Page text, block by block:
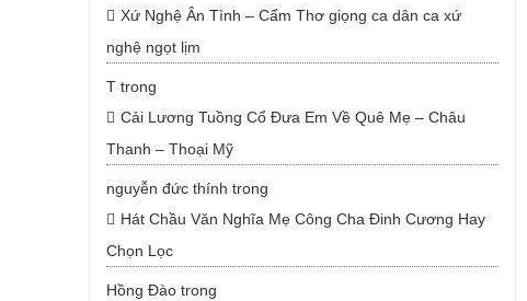
Xứ Nghệ Ân Tình – Cẩm Thơ giọng ca dân ca xứ
nghệ ngọt lịm
Ttrong
Cải Lương Tuồng Cổ Đưa Em Về Quê Mẹ – Châu
Thanh – Thoại Mỹ
nguyễn đức thính trong
Hát Chầu Văn Nghĩa Mẹ Công Cha Đinh Cương Hay
Chọn Lọc
Hồng Đàotrong